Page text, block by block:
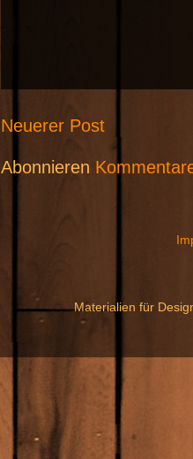
Neuerer Post
Abonnieren
Materialien für